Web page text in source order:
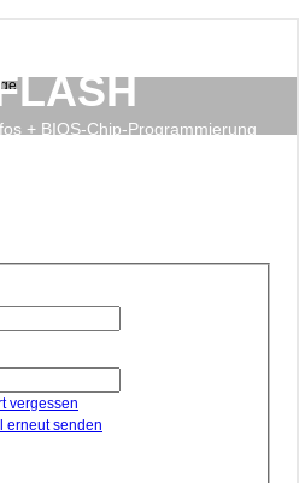
+ BIOS-Chip-Programmierung
vergessen
erneut senden